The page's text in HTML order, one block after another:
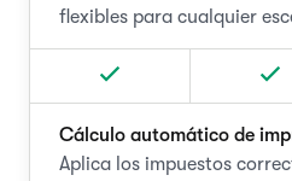
flexibles para cualquier
Cálculo automático de
Aplica los impuestos